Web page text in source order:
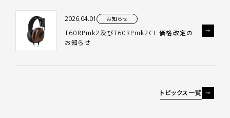
2026.04.01 お知らせ
T60RPmk2及びT60RPmk2CL 価格改定の
お知らせ
トピックス一覧